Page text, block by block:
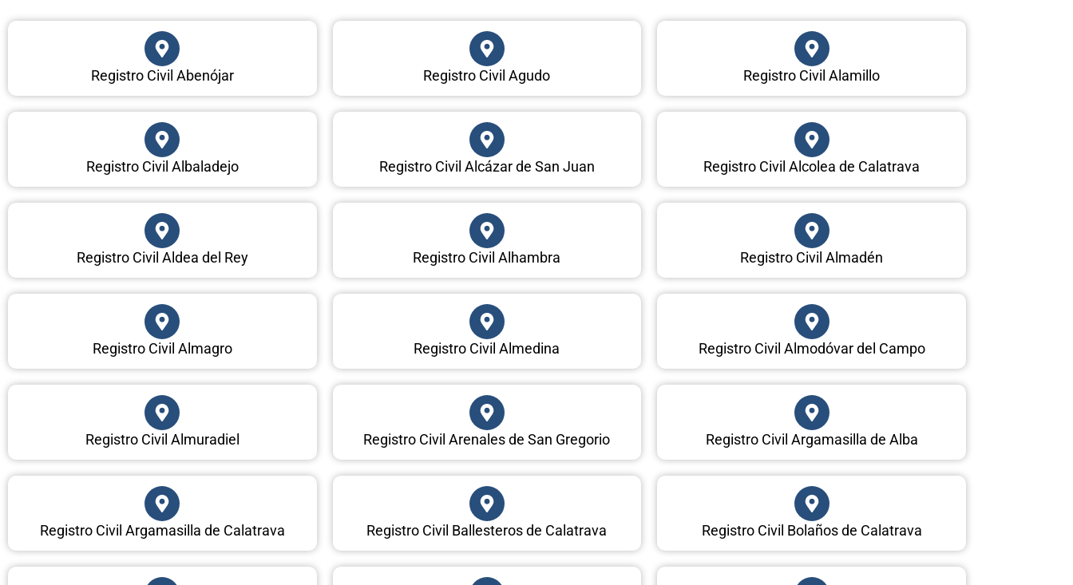
Registro Civil Abenójar Registro Civil Agudo Registro Civil Alamillo
Registro Civil Albaladejo Registro Civil Alcázar de San Juan Registro Civil Alcolea de Calatrava
Registro Civil Aldea del Rey Registro Civil Alhambra Registro Civil Almadén
Registro Civil Almagro Registro Civil Almedina Registro Civil Almodóvar del Campo
Registro Civil Almuradiel Registro Civil Arenales de San Gregorio Registro Civil Argamasilla de Alba
Registro Civil Argamasilla de Calatrava Registro Civil Ballesteros de Calatrava Registro Civil Bolaños de Calatrava